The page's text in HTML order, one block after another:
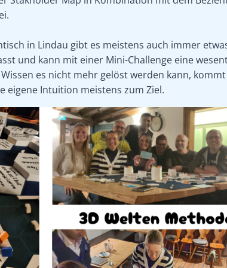
in Lindau gibt es meistens auch immer
und kann mit einer Mini-Challenge eine
es nicht mehr gelöst werden kann,
eigene Intuition meistens zum Ziel.